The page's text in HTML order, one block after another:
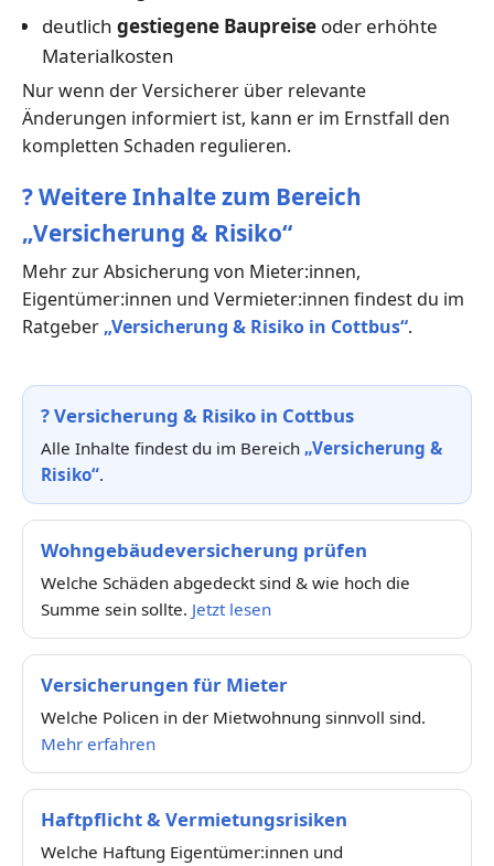
deutlich gestiegene Baupreiseoder erhöhte
Materialkosten
Nur wenn der Versicherer über relevante
Änderungen informiert ist, kann er im Ernstfall den
kompletten Schaden regulieren.
?Weitere Inhalte zum Bereich
„Versicherung & Risiko“
Mehr zur Absicherung von Mieter:innen,
Eigentümer:innen und Vermieter:innen findest du im
Ratgeber „Versicherung & Risiko in Cottbus“.
?Versicherung & Risiko in Cottbus
Alle Inhalte findest du im Bereich „Versicherung &
Risiko“.
Wohngebäudeversicherung prüfen
Welche Schäden abgedeckt sind & wie hoch die
Summe sein sollte. Jetzt lesen
Versicherungen für Mieter
Welche Policen in der Mietwohnung sinnvoll sind.
Mehr erfahren
Haftpflicht & Vermietungsrisiken
Welche Haftung Eigentümer:innen und